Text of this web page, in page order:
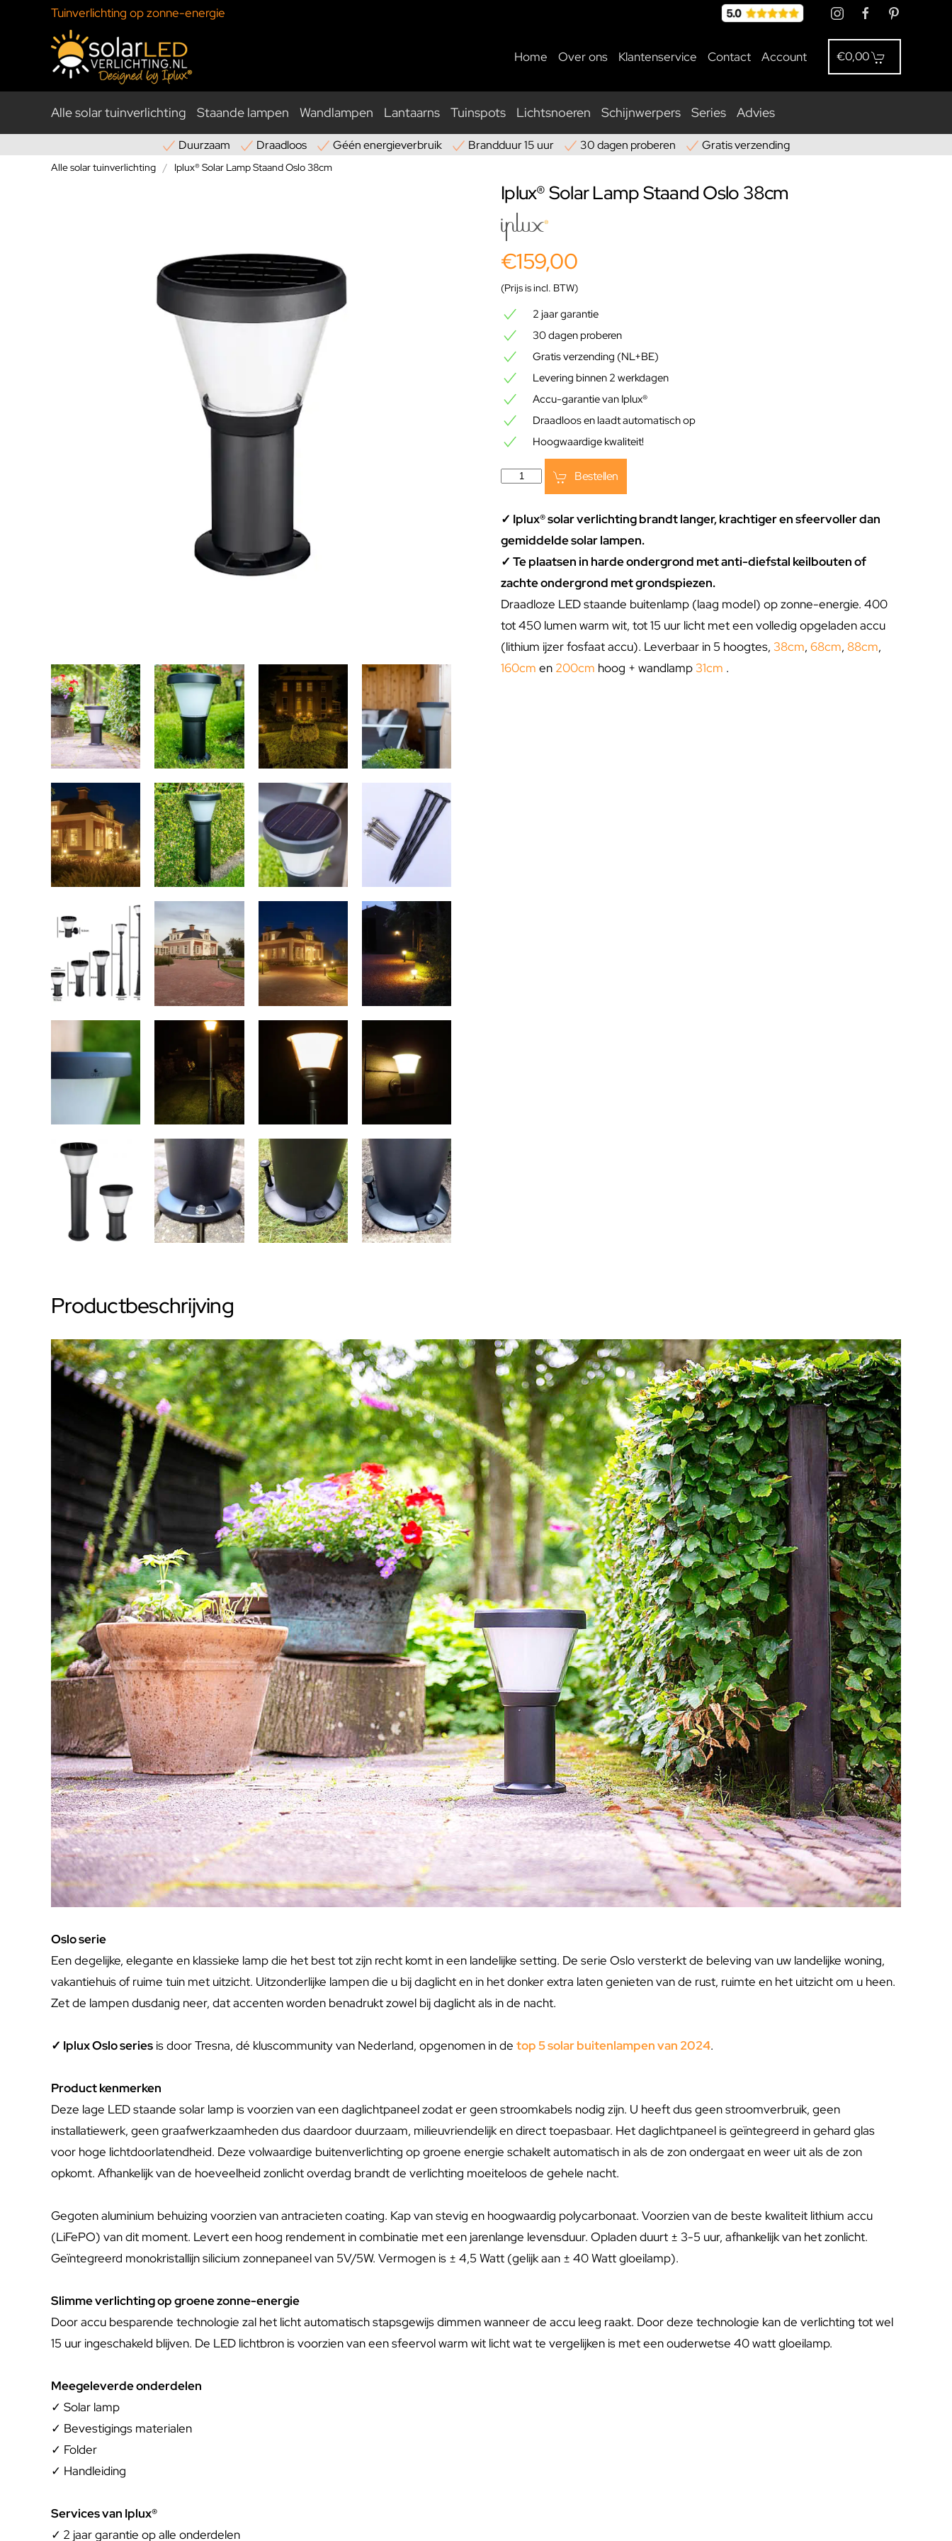
Tuinverlichting op zonne-energie
Home Over ons Klantenservice Contact Account €0,00
Alle solar tuinverlichting Staande lampen Wandlampen Lantaarns Tuinspots Lichtsnoeren Schijnwerpers Series Advies
Duurzaam Draadloos Géén energieverbruik Brandduur 15 uur 30 dagen proberen Gratis verzending
Alle solar tuinverlichting Iplux® Solar Lamp Staand Oslo 38cm
Iplux® Solar Lamp Staand Oslo 38cm
€159,00
(Prijs is incl. BTW)
2 jaar garantie
30 dagen proberen
Gratis verzending (NL+BE)
Levering binnen 2 werkdagen
Accu-garantie van Iplux®
Draadloos en laadt automatisch op
Hoogwaardige kwaliteit!
Bestellen
✓ Iplux® solar verlichting brandt langer, krachtiger en sfeervoller dan
gemiddelde solar lampen.
✓ Te plaatsen in harde ondergrond met anti-diefstal keilbouten of
zachte ondergrond met grondspiezen.
Draadloze LED staande buitenlamp (laag model) op zonne-energie. 400
tot 450 lumen warm wit, tot 15 uur licht met een volledig opgeladen accu
(lithium ijzer fosfaat accu). Leverbaar in 5 hoogtes, 38cm, 68cm, 88cm,
160cm en 200cm hoog + wandlamp 31cm .
Productbeschrijving
Oslo serie
Een degelijke, elegante en klassieke lamp die het best tot zijn recht komt in een landelijke setting. De serie Oslo versterkt de beleving van uw landelijke woning,
vakantiehuis of ruime tuin met uitzicht. Uitzonderlijke lampen die u bij daglicht en in het donker extra laten genieten van de rust, ruimte en het uitzicht om u heen.
Zet de lampen dusdanig neer, dat accenten worden benadrukt zowel bij daglicht als in de nacht.
✓ Iplux Oslo series is door Tresna, dé kluscommunity van Nederland, opgenomen in de top 5 solar buitenlampen van 2024.
Product kenmerken
Deze lage LED staande solar lamp is voorzien van een daglichtpaneel zodat er geen stroomkabels nodig zijn. U heeft dus geen stroomverbruik, geen
installatiewerk, geen graafwerkzaamheden dus daardoor duurzaam, milieuvriendelijk en direct toepasbaar. Het daglichtpaneel is geïntegreerd in gehard glas
voor hoge lichtdoorlatendheid. Deze volwaardige buitenverlichting op groene energie schakelt automatisch in als de zon ondergaat en weer uit als de zon
opkomt. Afhankelijk van de hoeveelheid zonlicht overdag brandt de verlichting moeiteloos de gehele nacht.
Gegoten aluminium behuizing voorzien van antracieten coating. Kap van stevig en hoogwaardig polycarbonaat. Voorzien van de beste kwaliteit lithium accu
(LiFePO) van dit moment. Levert een hoog rendement in combinatie met een jarenlange levensduur. Opladen duurt ± 3-5 uur, afhankelijk van het zonlicht.
Geïntegreerd monokristallijn silicium zonnepaneel van 5V/5W. Vermogen is ± 4,5 Watt (gelijk aan ± 40 Watt gloeilamp).
Slimme verlichting op groene zonne-energie
Door accu besparende technologie zal het licht automatisch stapsgewijs dimmen wanneer de accu leeg raakt. Door deze technologie kan de verlichting tot wel
15 uur ingeschakeld blijven. De LED lichtbron is voorzien van een sfeervol warm wit licht wat te vergelijken is met een ouderwetse 40 watt gloeilamp.
Meegeleverde onderdelen
✓ Solar lamp
✓ Bevestigings materialen
✓ Folder
✓ Handleiding
Services van Iplux®
✓ 2 jaar garantie op alle onderdelen